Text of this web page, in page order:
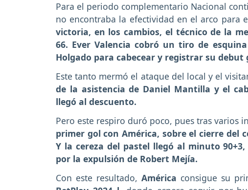
Para el periodo complementario Nacional
no encontraba la efectividad en el arco para
victoria, en los cambios, el técnico de la
66. Ever Valencia cobró un tiro de
Holgado para cabecear y registrar su debut
Este tanto mermó el ataque del local y el
de la asistencia de Daniel Mantilla y el
llegó al descuento.
Pero este respiro duró poco, pues tras varios
primer gol con América, sobre el cierre del
Y la cereza del pastel llegó al minuto
por la expulsión de Robert Mejía.
Con este resultado, América consigue su